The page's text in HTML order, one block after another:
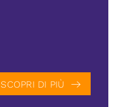
SCOPRI DI PIÙ